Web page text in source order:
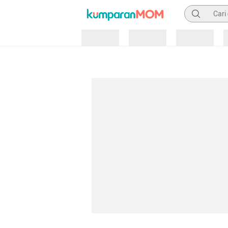
Pencarian